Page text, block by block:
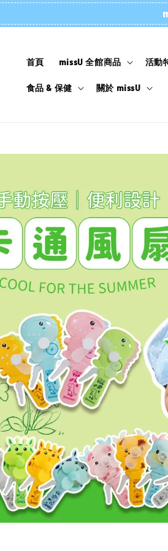
首頁 missU 全館商品 活動
食品 & 保健 關於 missU